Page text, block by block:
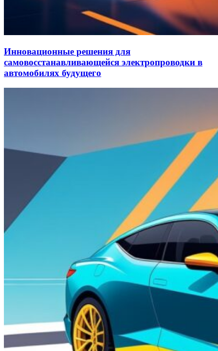
Инновационные решения для
самовосстанавливающейся электропроводки в
автомобилях будущего